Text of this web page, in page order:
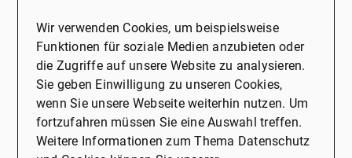
Weg zur eigenen Immobilie:
und unterstützen Sie bei allen Fragen und
Entscheidungen rund um den
Beratung zu Ihren
Wir verwenden Cookies, um beispielsweise
Funktionen für soziale Medien anzubieten oder
die Zugriffe auf unsere Website zu analysieren.
Sie geben Einwilligung zu unseren Cookies,
wenn Sie unsere Webseite weiterhin nutzen. Um
fortzufahren müssen Sie eine Auswahl treffen.
Weitere Informationen zum Thema Datenschutz